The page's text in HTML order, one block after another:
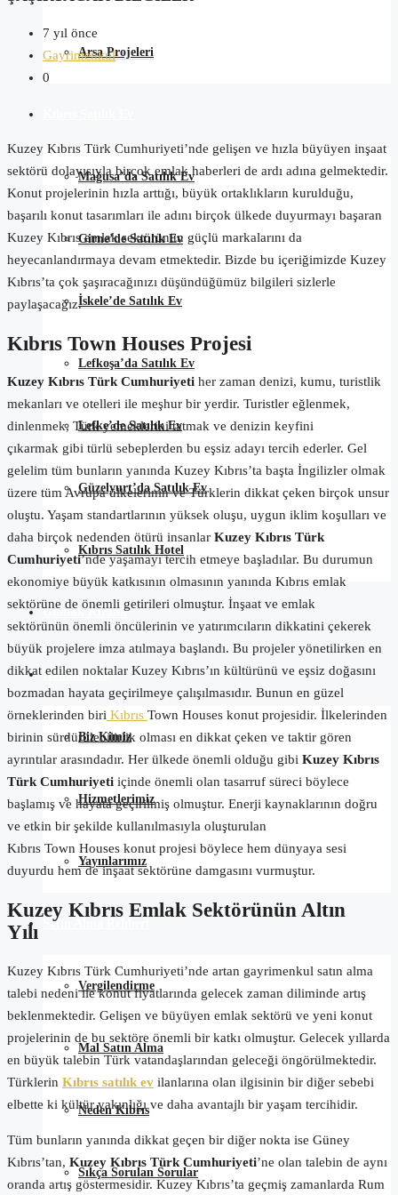
Arsa Projeleri
Mağusa’da Satılık Ev
Girne’de Satılık Ev
İskele’de Satılık Ev
Lefkoşa’da Satılık Ev
Lefke’de Satılık Ev
Güzelyurt’da Satılık Ev
Kıbrıs Satılık Hotel
Günlük Kiralık
Hakkımızda
Biz Kimiz
Hizmetlerimiz
Yayınlarımız
Satın Alma Rehberi
Vergilendirme
Mal Satın Alma
Neden Kıbrıs
Sıkça Sorulan Sorular
7 yıl önce
Gayrimenkul
0
Kuzey Kıbrıs Türk Cumhuriyeti’nde gelişen ve hızla büyüyen inşaat
sektörü dolayısıyla birçok emlak haberleri de ardı adına gelmektedir.
Konut projelerinin hızla arttığı, büyük ortaklıkların kurulduğu,
başarılı konut tasarımları ile adını birçok ülkede duyurmayı başaran
Kuzey Kıbrıs emlak sektörünün güçlü markalarını da
heyecanlandırmaya devam etmektedir. Bizde bu içeriğimizde Kuzey
Kıbrıs’ta çok şaşıracağınızı düşündüğümüz bilgileri sizlerle
paylaşacağız.
Kıbrıs Town Houses Projesi
Kuzey Kıbrıs Türk Cumhuriyeti her zaman denizi, kumu, turistlik
mekanları ve otelleri ile meşhur bir yerdir. Turistler eğlenmek,
dinlenmek, Türk yemeklerini tatmak ve denizin keyfini
çıkarmak gibi türlü sebeplerden bu eşsiz adayı tercih ederler. Gel
gelelim tüm bunların yanında Kuzey Kıbrıs’ta başta İngilizler olmak
üzere tüm Avrupa ülkelerinin ve Türklerin dikkat çeken birçok unsur
oluştu. Yaşam standartlarının yüksek oluşu, uygun iklim koşulları ve
daha birçok nedenden ötürü insanlar Kuzey Kıbrıs Türk
Cumhuriyeti’nde yaşamayı tercih etmeye başladılar. Bu durumun
ekonomiye büyük katkısının olmasının yanında Kıbrıs emlak
sektörüne de önemli getirileri olmuştur. İnşaat ve emlak
sektörünün önemli öncülerinin ve yatırımcıların dikkatini çekerek
büyük projelere imza atılmaya başlandı. Bu projeler yönetilirken en
dikkat edilen noktalar Kuzey Kıbrıs’ın kültürünü ve eşsiz doğasını
bozmadan hayata geçirilmeye çalışılmasıdır. Bunun en güzel
örneklerinden biri Kıbrıs Town Houses konut projesidir. İlkelerinden
birinin sürdürülebilirlik olması en dikkat çeken ve taktir gören
ayrıntılar arasındadır. Her ülkede önemli olduğu gibi Kuzey Kıbrıs
Türk Cumhuriyeti içinde önemli olan tasarruf süreci böylece
başlamış ve hayata geçirilmiş olmuştur. Enerji kaynaklarının doğru
ve etkin bir şekilde kullanılmasıyla oluşturulan
Kıbrıs Town Houses konut projesi böylece hem dünyaya sesi
duyurdu hem de inşaat sektörüne damgasını vurmuştur.
Kuzey Kıbrıs Emlak Sektörünün Altın
Yılı
Kuzey Kıbrıs Türk Cumhuriyeti’nde artan gayrimenkul satın alma
talebi nedeni ile konut fiyatlarında gelecek zaman diliminde artış
beklenmektedir. Gelişen ve büyüyen emlak sektörü ve yeni konut
projelerinin de bu sektöre önemli bir katkı olmuştur. Gelecek yıllarda
en büyük talebin Türk vatandaşlarından geleceği öngörülmektedir.
Türklerin Kıbrıs satılık ev ilanlarına olan ilgisinin bir diğer sebebi
elbette ki kültür yakınlığı ve daha avantajlı bir yaşam tercihidir.
Tüm bunların yanında dikkat geçen bir diğer nokta ise Güney
Kıbrıs’tan, Kuzey Kıbrıs Türk Cumhuriyeti’ne olan talebin de aynı
oranda artış göstermesidir. Kuzey Kıbrıs’ta geçmiş zamanlarda Rum